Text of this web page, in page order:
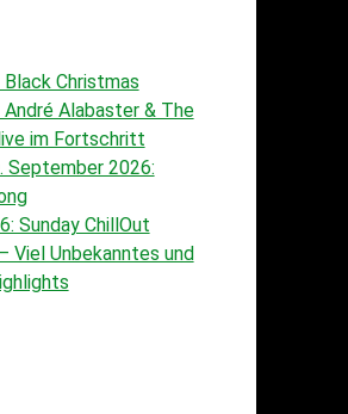
Christmas
André Alabaster & The
im Fortschritt
September 2026:
Sunday ChillOut
Viel Unbekanntes und